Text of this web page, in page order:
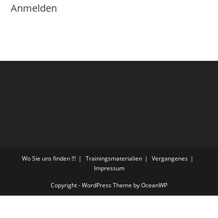
Anmelden
Wo Sie uns finden !!! Trainingsmaterialien
Vergangenes
Impressum
Copyright - WordPress Theme by OceanWP